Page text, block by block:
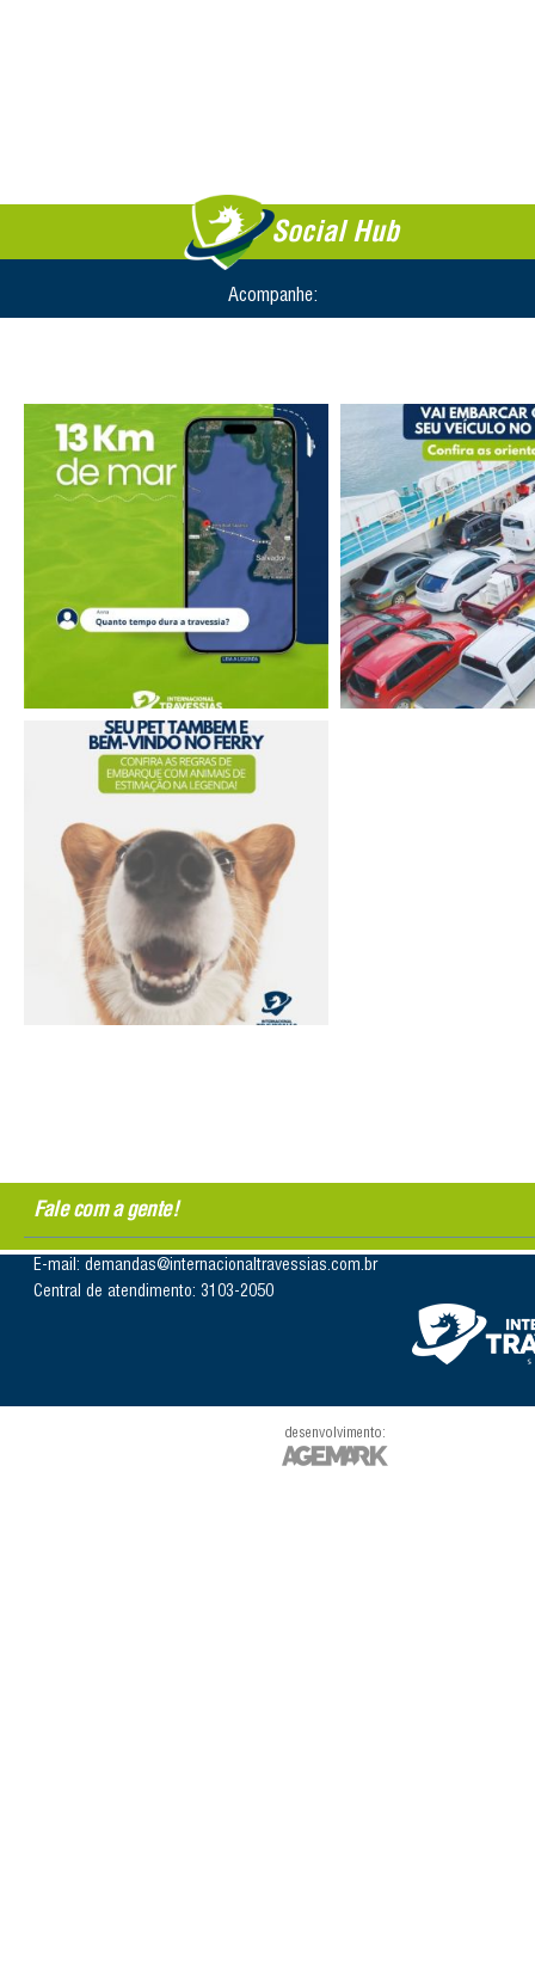
Social Hub
Acompanhe:
Fale com a gente!
E-mail: demandas@internacionaltravessias.com.br
Central de atendimento: 3103-2050
desenvolvimento: